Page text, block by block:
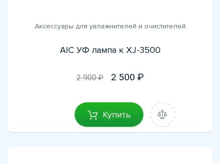
Аксессуары для увлажнителей и очистителей
AIC УФ лампа к XJ-3500
2 900 ₽ 2 500
Купить